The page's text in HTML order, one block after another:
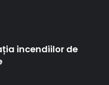
incendiilor de